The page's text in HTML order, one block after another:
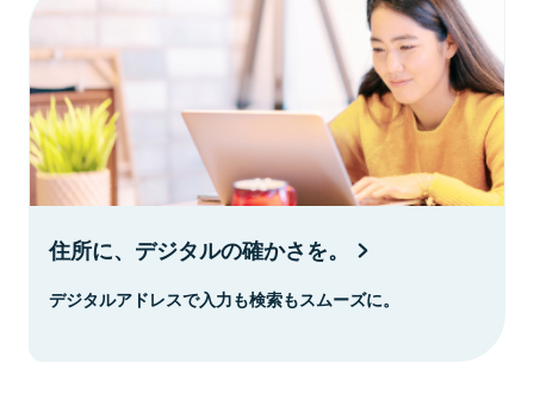
住所に、デジタルの確かさを。
デジタルアドレスで入力も検索もスムーズに。